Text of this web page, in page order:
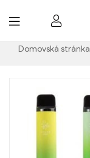
Domovská stránka